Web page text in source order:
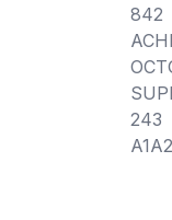
842
243
A1A2